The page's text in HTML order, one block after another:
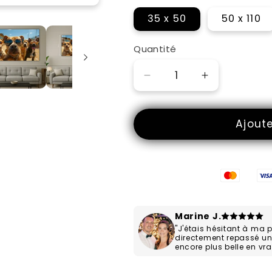
c'est ici !
35 x 50 50 x 110
Quantité
Réduire
la
quantité
Gang
Augmenter
la
quantité
Gang
Marine J.
"J'étais hésitant à ma
directement repassé
encore plus belle en